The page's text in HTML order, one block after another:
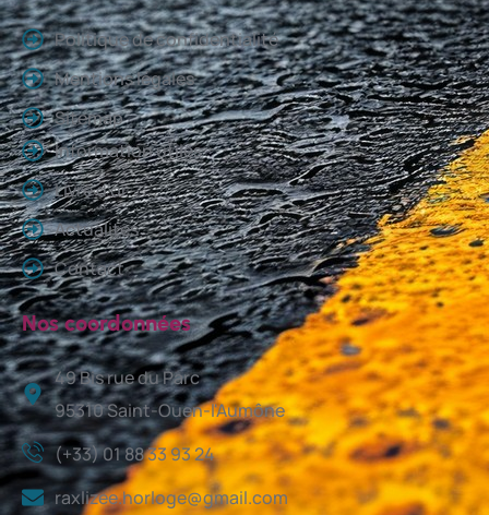
Politique de confidentialité
Mentions légales
Sitemap
Information utiles
Livre d’or
Actualites
Contact
Nos coordonnées
49 Bis rue du Parc
95310 Saint-Ouen-l'Aumône
(+33) 01 88 33 93 24
raxlizee.horloge@gmail.com